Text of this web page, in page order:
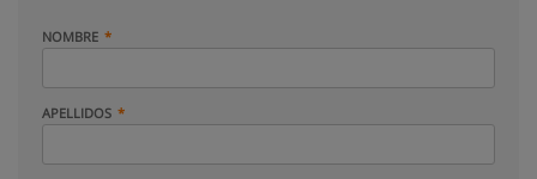
NOMBRE
APELLIDOS